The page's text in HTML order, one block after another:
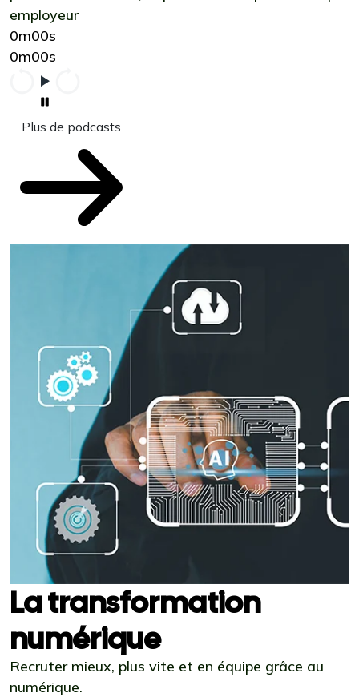
employeur
0m00s
0m00s
Plus de podcasts
La transformation
numérique
Recruter mieux, plus vite et en équipe grâce au
numérique.